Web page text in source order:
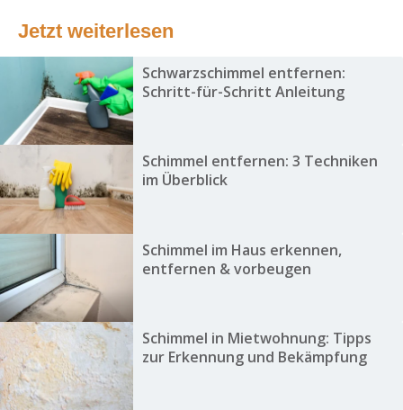
Jetzt weiterlesen
Schwarzschimmel entfernen:
Schritt-für-Schritt Anleitung
Schimmel entfernen: 3 Techniken
im Überblick
Schimmel im Haus erkennen,
entfernen & vorbeugen
Schimmel in Mietwohnung: Tipps
zur Erkennung und Bekämpfung